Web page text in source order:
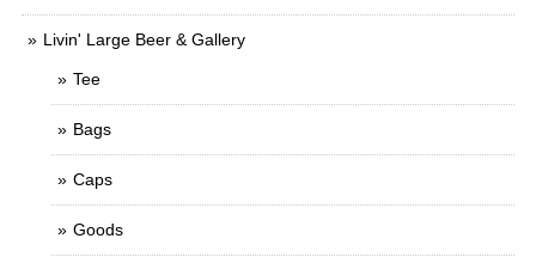
Livin' Large Beer & Gallery
Tee
Bags
Caps
Goods